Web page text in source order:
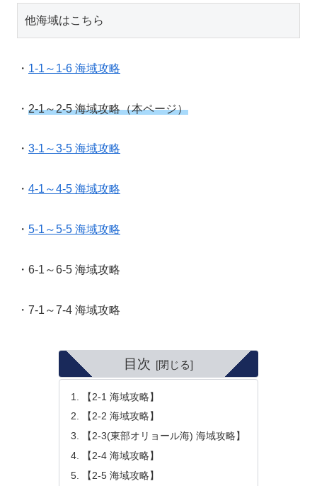
他海域はこちら
・ 1-1～1-6 海域攻略
・ 2-1～2-5 海域攻略（本ページ）
・ 3-1～3-5 海域攻略
・ 4-1～4-5 海域攻略
・ 5-1～5-5 海域攻略
・6-1～6-5 海域攻略
・7-1～7-4 海域攻略
目次
【2-1 海域攻略】
【2-2 海域攻略】
【2-3(東部オリョール海) 海域攻略】
【2-4 海域攻略】
【2-5 海域攻略】